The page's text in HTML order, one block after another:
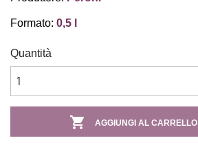
Formato: 0,5 l
Quantità
 AGGIUNGI AL CARRELLO